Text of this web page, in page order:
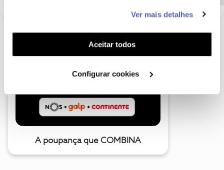
funcionalidades (cookies de personalização e
funcionalidade) e adaptar anúncios aos seus interesses
(cookies de publicidade personalizada). Pode gerir a
utilização dos cookies clicando em "Configurar
Ver mais detalhes
Aceitar todos
Configurar cookies
A poupança que COMBINA